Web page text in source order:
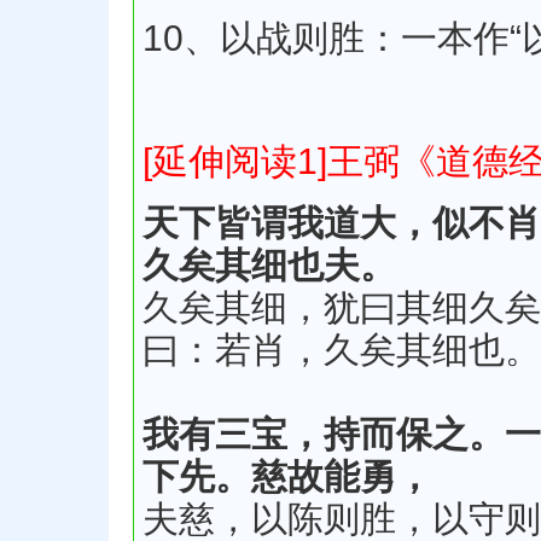
10、以战则胜：一本作“
[延伸阅读1]王弼《道德
天下皆谓我道大，似不
久矣其细也夫。
久矣其细，犹曰其细久
曰：若肖，久矣其细也。
我有三宝，持而保之。
下先。慈故能勇，
夫慈，以陈则胜，以守